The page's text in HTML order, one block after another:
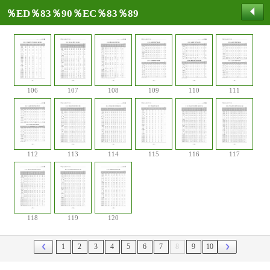
％ED％83％90％EC％83％89
106 107 108 109 110 111
112 113 114 115 116 117
118 119 120
1 2 3 4 5 6 7 8 9 10